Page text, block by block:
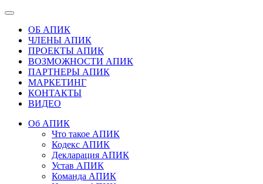
ОБ АПИК
ЧЛЕНЫ АПИК
ПРОЕКТЫ АПИК
ВОЗМОЖНОСТИ АПИК
ПАРТНЕРЫ АПИК
МАРКЕТИНГ
КОНТАКТЫ
ВИДЕО
Об АПИК
Что такое АПИК
Кодекс АПИК
Декларация АПИК
Устав АПИК
Команда АПИК